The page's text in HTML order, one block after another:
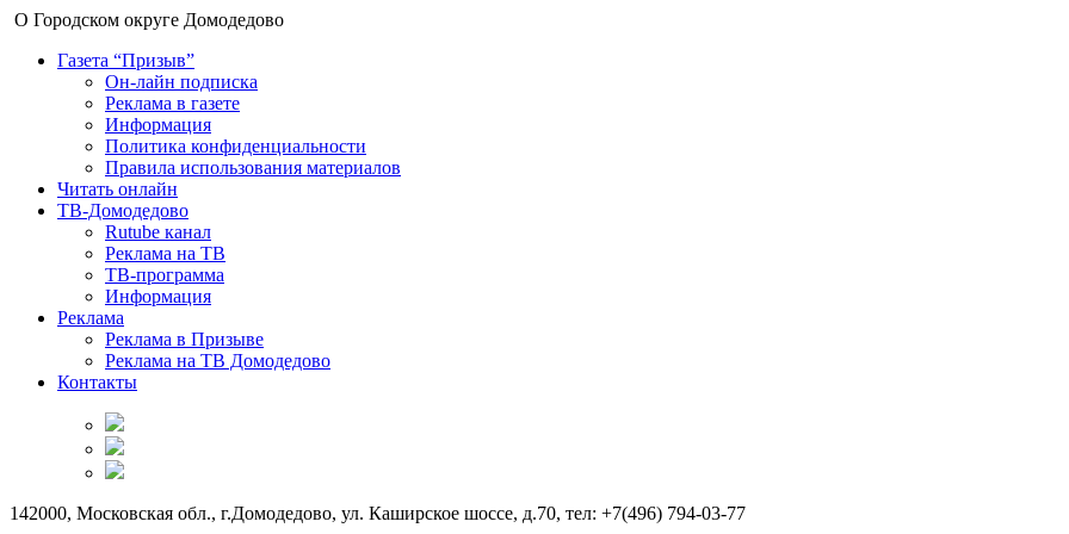
О Городском округе Домодедово
Газета “Призыв”
Он-лайн подписка
Реклама в газете
Информация
Политика конфиденциальности
Правила использования материалов
Читать онлайн
ТВ-Домодедово
Rutube канал
Реклама на ТВ
ТВ-программа
Информация
Реклама
Реклама в Призыве
Реклама на ТВ Домодедово
Контакты
142000, Московская обл., г.Домодедово, ул. Каширское шоссе, д.70, тел: +7(496) 794-03-77